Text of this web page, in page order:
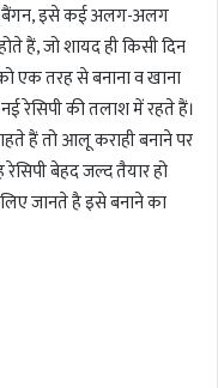
इसे कई अलग-अलग
हैं, जो शायद ही किसी दिन
तरह से बनाना व खाना
रेसिपी की तलाश में रहते हैं।
हैं तो आलू कराही बनाने पर
बेहद जल्द तैयार हो
जानते है इसे बनाने का